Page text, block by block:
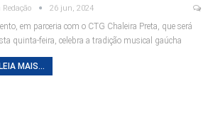
Redação 26 jun, 2024
em parceria com o CTG Chaleira Preta, que será
quinta-feira, celebra a tradição musical gaúcha
MAIS...